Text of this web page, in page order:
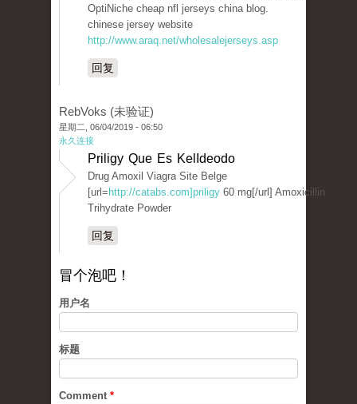
OptiNiche cheap nfl jerseys china blog.
chinese jersey website
http://www.araq.net/wholesalejerseys.asp
回复
RebVoks (未验证)
星期二, 06/04/2019 - 06:50
永久连接
Priligy Que Es KelIdeodo
Drug Amoxil Viagra Site Belge
[url= http://catabs.com]priligy 60 mg[/url] Amoxicillin
Trihydrate Powder
回复
冒个泡吧！
用户名
标题
Comment *